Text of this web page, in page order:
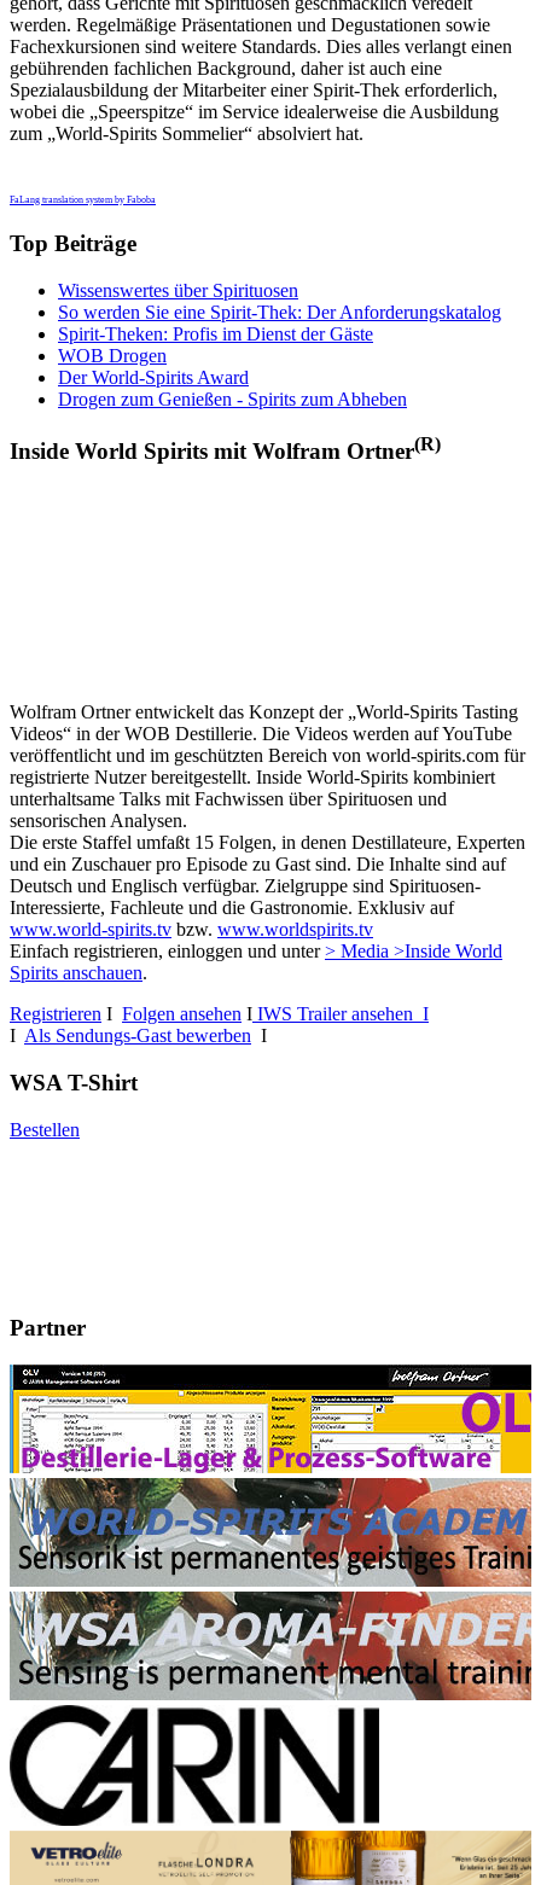
werden. Regelmäßige Präsentationen und Degustationen sowie
Fachexkursionen sind weitere Standards. Dies alles verlangt einen
gebührenden fachlichen Background, daher ist auch eine
Spezialausbildung der Mitarbeiter einer Spirit-Thek erforderlich,
wobei die „Speerspitze“ im Service idealerweise die Ausbildung
zum „World-Spirits Sommelier“ absolviert hat.
FaLang translation system by Faboba
Top Beiträge
Wissenswertes über Spirituosen
So werden Sie eine Spirit-Thek: Der Anforderungskatalog
Spirit-Theken: Profis im Dienst der Gäste
WOB Drogen
Der World-Spirits Award
Drogen zum Genießen - Spirits zum Abheben
Inside World Spirits mit Wolfram Ortner(R)
Wolfram Ortner entwickelt das Konzept der „World-Spirits Tasting
Videos“ in der WOB Destillerie. Die Videos werden auf YouTube
veröffentlicht und im geschützten Bereich von world-spirits.com für
registrierte Nutzer bereitgestellt. Inside World-Spirits kombiniert
unterhaltsame Talks mit Fachwissen über Spirituosen und
sensorischen Analysen.
Die erste Staffel umfaßt 15 Folgen, in denen Destillateure, Experten
und ein Zuschauer pro Episode zu Gast sind. Die Inhalte sind auf
Deutsch und Englisch verfügbar. Zielgruppe sind Spirituosen-
Interessierte, Fachleute und die Gastronomie. Exklusiv auf
www.world-spirits.tv bzw. www.worldspirits.tv
Einfach registrieren, einloggen und unter> Media >Inside World
Spirits anschauen.
Registrieren I Folgen ansehen I IWS Trailer ansehen I
I Als Sendungs-Gast bewerben I
WSA T-Shirt
Bestellen
Partner